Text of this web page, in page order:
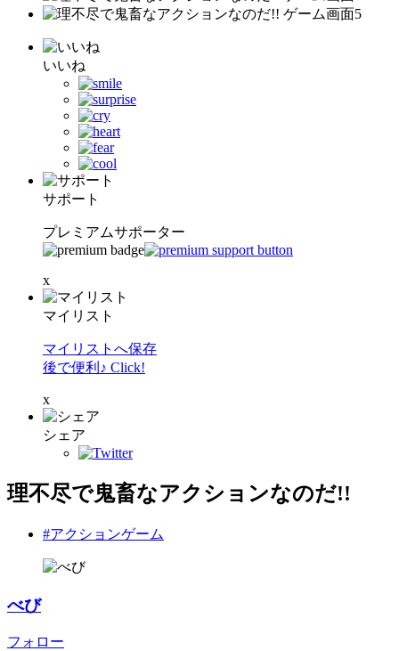
いいね
サポート
プレミアムサポーター
x
マイリスト
マイリストへ保存
後で便利♪ Click!
x
シェア
理不尽で鬼畜なアクションなのだ!!
#アクションゲーム
べび
フォロー